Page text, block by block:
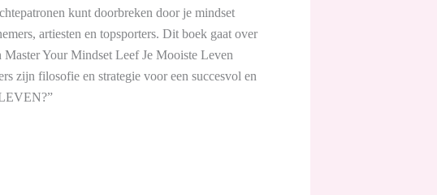
kunt doorbreken door je mindset
artiesten en topsporters. Dit boek gaat over
Your Mindset Leef Je Mooiste Leven
zijn filosofie en strategie voor een succesvol en